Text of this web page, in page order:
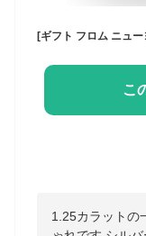
こ
1.25カラットの